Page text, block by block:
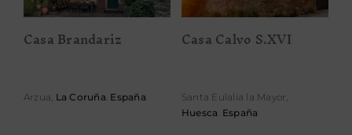
Casa Brandariz
Arzua, La Coruña. España
Casa Calvo S.XVI
Santa Eulalia la Mayor,
Huesca. España